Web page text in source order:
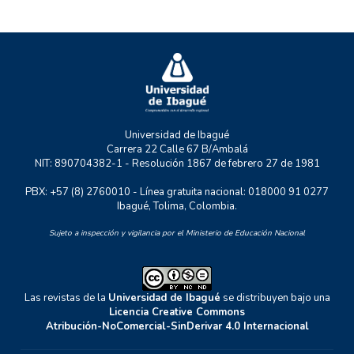
RASTRO URBANO
Universidad de Ibagué
Carrera 22 Calle 67 B/Ambalá
NIT: 890704382-1 - Resolución 1867 de febrero 27 de 1981
PBX: +57 (8) 2760010 - Línea gratuita nacional: 018000 91 0277
Ibagué, Tolima, Colombia.
Sujeto a inspección y vigilancia por el Ministerio de Educación Nacional
Las revistas de la Universidad de Ibagué se distribuyen bajo una
Licencia Creative Commons
Atribución-NoComercial-SinDerivar 4.0 Internacional